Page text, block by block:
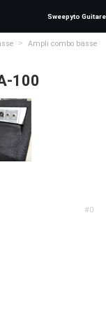
Sweepyto Guitare
>
Ampli combo basse
100
#0